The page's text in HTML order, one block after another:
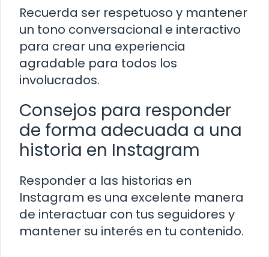
Recuerda ser respetuoso y mantener
un tono conversacional e interactivo
para crear una experiencia
agradable para todos los
involucrados.
Consejos para responder
de forma adecuada a una
historia en Instagram
Responder a las historias en
Instagram es una excelente manera
de interactuar con tus seguidores y
mantener su interés en tu contenido.